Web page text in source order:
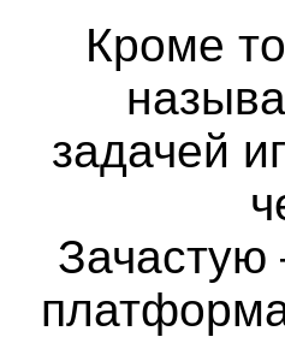
Кроме
задачей
Зачастую